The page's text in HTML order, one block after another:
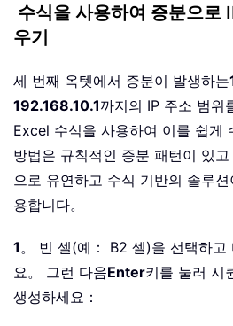
수식을 사용하여 증분으로
우기
세 번째 옥텟에서 증분이 발생하는
192.168.10.1까지의 IP 주소 범위
Excel 수식을 사용하여 이를 쉽게
방법은 규칙적인 증분 패턴이 있
으로 유연하고 수식 기반의 솔루
용합니다。
1。 빈 셀(예： B2 셀)을 선택하고
요。 그런 다음Enter키를 눌러 시
생성하세요：